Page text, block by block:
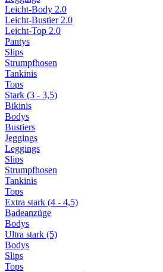
Leicht-Body 2.0
Leicht-Bustier 2.0
Leicht-Top 2.0
Pantys
Slips
Strumpfhosen
Tankinis
Tops
Stark (3 - 3,5)
Bikinis
Bodys
Bustiers
Jeggings
Leggings
Slips
Strumpfhosen
Tankinis
Tops
Extra stark (4 - 4,5)
Badeanzüge
Bodys
Ultra stark (5)
Bodys
Slips
Tops